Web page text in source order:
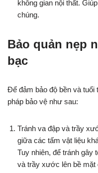
không gian nội thất.
chúng.
Bảo quản nẹp
bạc
Để đảm bảo độ bền và tuổi
pháp bảo vệ như sau:
Tránh va đập và trầy
giữa các tấm vật liệu
Tuy nhiên, để tránh gây
và trầy xước lên bề mặt